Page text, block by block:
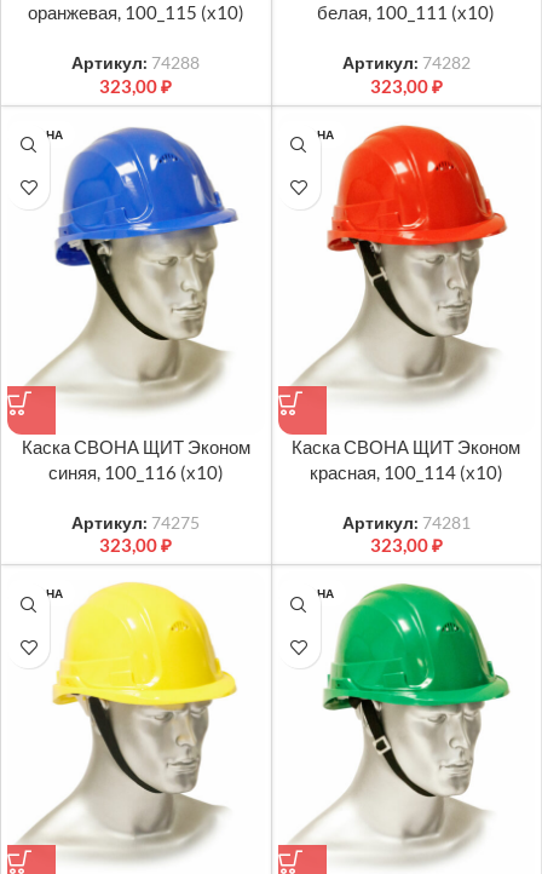
оранжевая, 100_115 (х10)
Артикул: 74288
323,00₽
белая, 100_111 (х10)
Артикул: 74282
323,00₽
СВОНА
Каска СВОНА ЩИТ Эконом
синяя, 100_116 (х10)
Артикул: 74275
323,00₽
СВОНА
Каска СВОНА ЩИТ Эконом
красная, 100_114 (х10)
Артикул: 74281
323,00₽
СВОНА СВОНА